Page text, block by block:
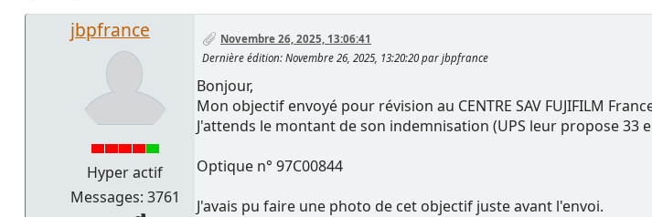
jbpfrance
Hyper actif
Messages: 3761
Novembre 26, 2025, 13:06:41
Dernière édition: Novembre 26, 2025, 13:20:20 par jbpfrance
Bonjour,
Mon objectif envoyé pour révision au CENTRE SAV FUJIFILM
J'attends le montant de son indemnisation (UPS leur propose
Optique n° 97C00844
J'avais pu faire une photo de cet objectif juste avant l'envoi.